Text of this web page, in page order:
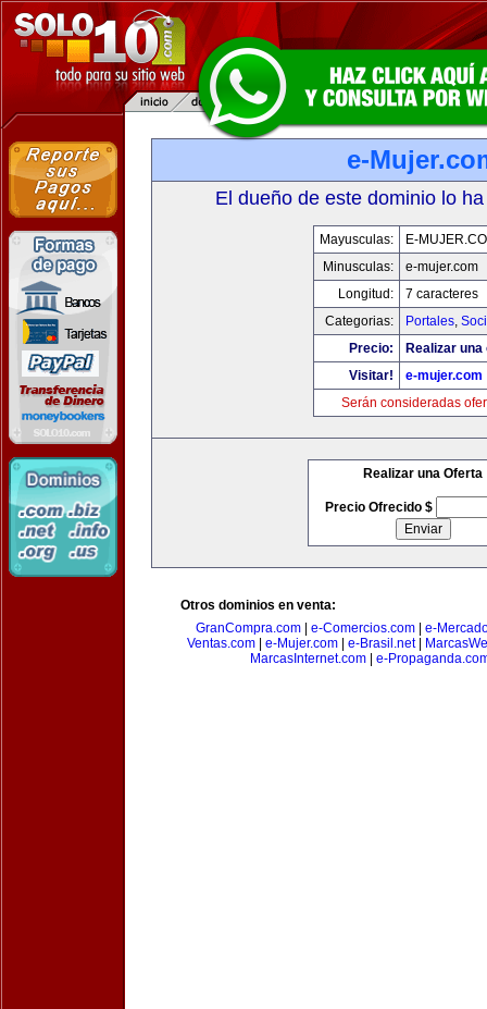
e-
El dueño de este dominio lo
Mayusculas:
E-
Minusculas:
e-mujer.com
Longitud:
7 caracteres
Categorias:
Portales,
Precio:
Realizar
Visitar!
e-mujer.com
Serán consideradas
Realizar una Oferta
Precio Ofrecido $
Otros dominios en venta:
GranCompra.com
e-Comercios.com
e-
Ventas.com| e-Mujer.com| e-Brasil.net|
MarcasInternet.com
e-